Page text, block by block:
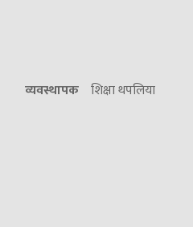
व्यवस्थापक शिक्षा थपलिया